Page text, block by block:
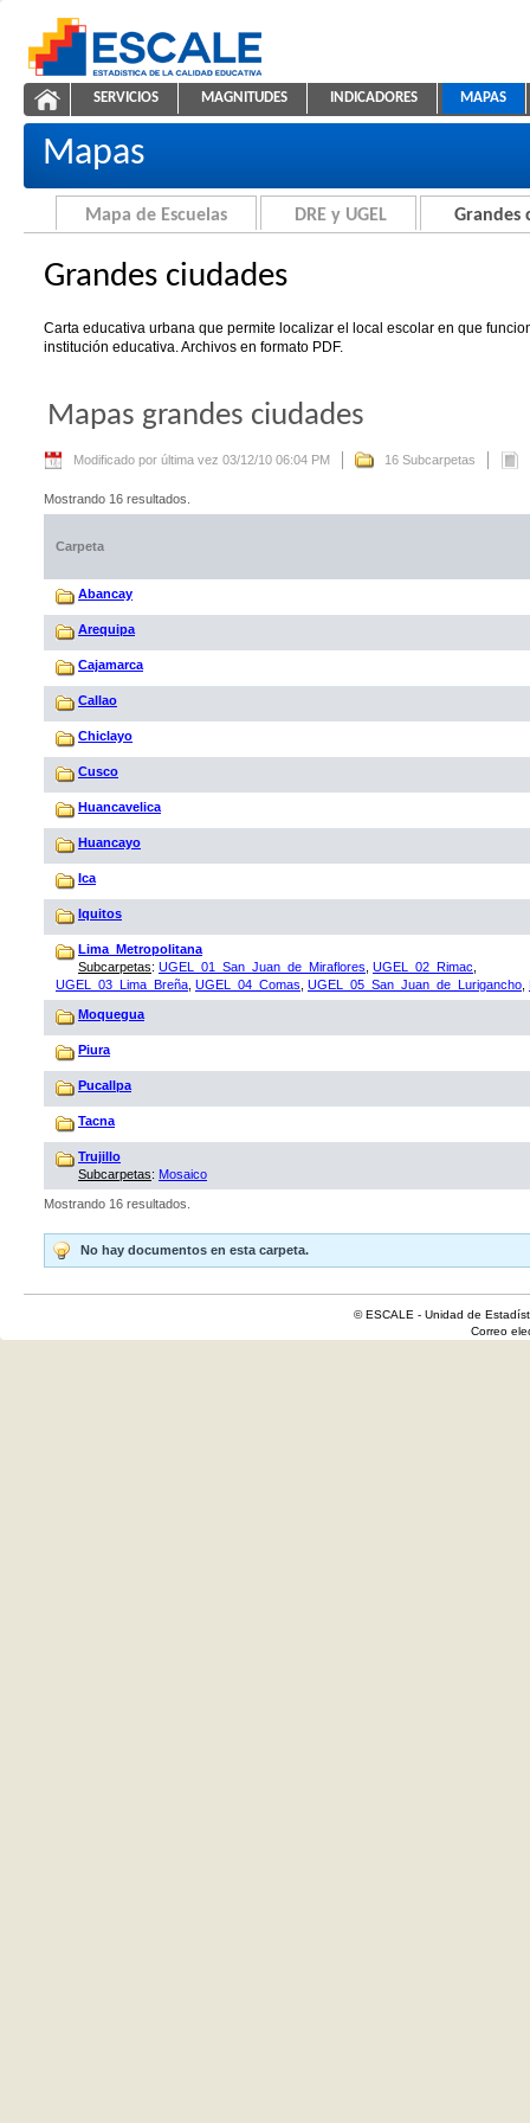
ESCALE - Unidad de Estadística Educativa
Grandes ciudades
NAVEGACIÓN
SERVICIOS MAGNITUDES INDICADORES MAPAS
Mapas
Mapa de Escuelas DRE y UGEL Grandes
Grandes ciudades
Carta educativa urbana que permite localizar el local escolar en que
institución educativa. Archivos en formato PDF.
Mapas grandes ciudades
Modificado por última vez 03/12/10 06:04 PM 16 Subcarpetas
Mostrando 16 resultados.
Carpeta
Abancay
Arequipa
Cajamarca
Callao
Chiclayo
Cusco
Huancavelica
Huancayo
Ica
Iquitos
Lima_Metropolitana
Subcarpetas: UGEL_01_San_Juan_de_Miraflores UGEL_02_Rimac
UGEL_03_Lima_Breña UGEL_04_Comas UGEL_05_San_Juan_de_Lurigancho
Moquegua
Piura
Pucallpa
Tacna
Trujillo
Subcarpetas: Mosaico
Mostrando 16 resultados.
No hay documentos en esta carpeta.
© ESCALE - Unidad de
Correo